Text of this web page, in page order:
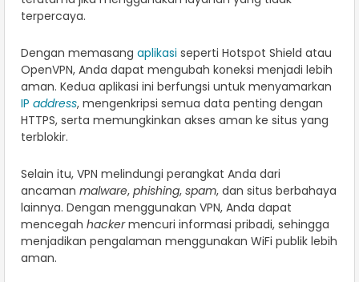
terpercaya.
Dengan memasang aplikasi seperti Hotspot Shield atau
OpenVPN, Anda dapat mengubah koneksi menjadi lebih
aman. Kedua aplikasi ini berfungsi untuk menyamarkan
IP address, mengenkripsi semua data penting dengan
HTTPS, serta memungkinkan akses aman ke situs yang
terblokir.
Selain itu, VPN melindungi perangkat Anda dari
ancaman malware, phishing, spam, dan situs berbahaya
lainnya. Dengan menggunakan VPN, Anda dapat
mencegah hackermencuri informasi pribadi, sehingga
menjadikan pengalaman menggunakan WiFi publik lebih
aman.